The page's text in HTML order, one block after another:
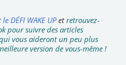
DÉFI WAKE UP et retrouvez-
pour suivre des articles
vous aideront un peu plus
version de vous-même !